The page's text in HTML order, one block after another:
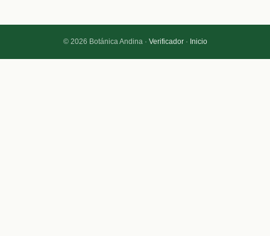
© 2026 Botánica Andina · Verificador· Inicio